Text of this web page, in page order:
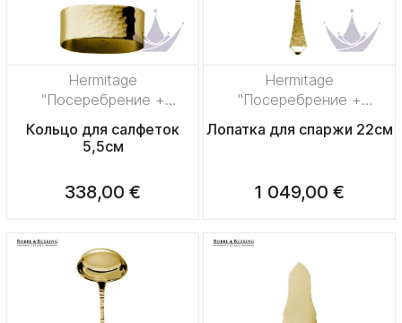
Hermitage
"Посеребрение +
сплошная позолота"
Кольцо для салфеток
5,5см
338,00 €
Hermitage
"Посеребрение +
сплошная позолота"
Лопатка для спаржи 22см
1 049,00 €